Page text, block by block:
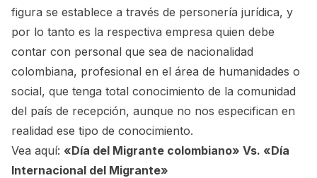
figura se establece a través de personería jurídica, y
por lo tanto es la respectiva empresa quien debe
contar con personal que sea de nacionalidad
colombiana, profesional en el área de humanidades o
social, que tenga total conocimiento de la comunidad
del país de recepción, aunque no nos especifican en
realidad ese tipo de conocimiento.
Vea aquí: «Día del Migrante colombiano» Vs. «Día
Internacional del Migrante»